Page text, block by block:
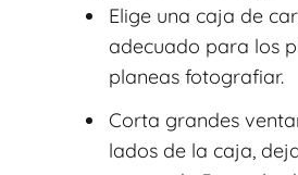
Elige una caja de
adecuado para los
planeas fotografiar.
Corta grandes
lados de la caja,